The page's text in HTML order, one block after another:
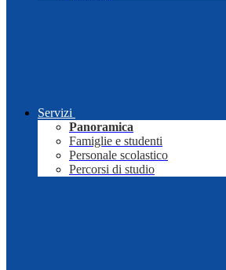
Servizi
Panoramica
Famiglie e studenti
Personale scolastico
Percorsi di studio